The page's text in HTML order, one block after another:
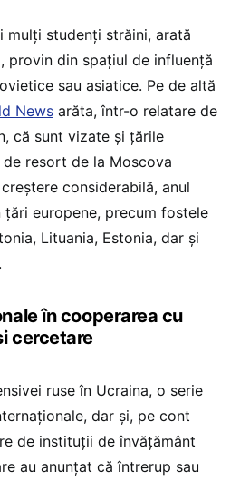
mulți studenți străini, arată
provin din spațiul de influență
sau asiatice. Pe de altă
News arăta, într-o relatare de
că sunt vizate și țările
resort de la Moscova
considerabilă, anul
europene, precum fostele
Lituania, Estonia, dar și
în cooperarea cu
cercetare
ruse în Ucraina, o serie
dar și, pe cont
de instituții de învățământ
au anunțat că întrerup sau